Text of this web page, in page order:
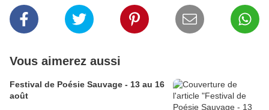
Vous aimerez aussi
Festival de Poésie Sauvage - 13 au 16
août